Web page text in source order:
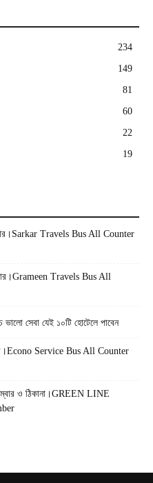
234
149
81
60
22
19
Travels Bus All Counter
Travels Bus All
ভালো সেবা যেই ১০টি হোটেলে পাবেন
Service Bus All Counter
ও ঠিকানা।GREEN LINE